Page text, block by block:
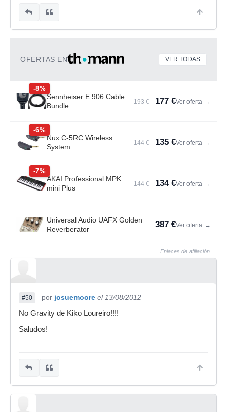
OFERTAS EN VER TODAS
-8%
Sennheiser E 906 Cable
Bundle
193 € 177 €Ver oferta →
-6%
Nux C-5RC Wireless
System
144 € 135 €Ver oferta →
-7%
AKAI Professional MPK
mini Plus
144 € 134 €Ver oferta →
Universal Audio UAFX Golden
Reverberator
387 €Ver oferta →
Enlaces de afiliación
#50 por josuemoore el 13/08/2012
No Gravity de Kiko Loureiro!!!!
Saludos!